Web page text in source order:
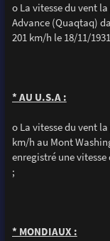
o La vitesse du vent
Advance (Quaqtaq)
201 km/h le 18/11/
* AU U.S.A :
o La vitesse du vent
km/h au Mont
enregistré une
;
* MONDIAUX :